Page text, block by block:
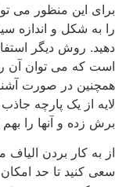
برای این منظور می
را به شکل و اندازه
دهید. روش دیگر
است که می توان آن را
همچنین در صورت
لایه از یک پارچه
برش زده و آنها را بهم
از به کار بردن
سعی کنید تا حد